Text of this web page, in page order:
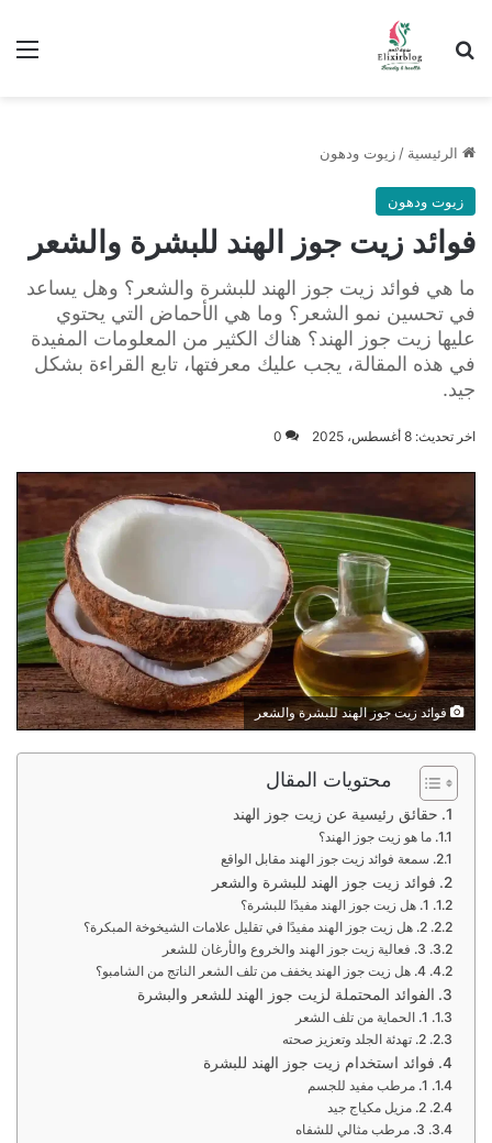
ابحث عن
الرئيسية / زيوت ودهون
زيوت ودهون
فوائد زيت جوز الهند للبشرة والشعر
ما هي فوائد زيت جوز الهند للبشرة والشعر؟ وهل يساعد
في تحسين نمو الشعر؟ وما هي الأحماض التي يحتوي
عليها زيت جوز الهند؟ هناك الكثير من المعلومات المفيدة
في هذه المقالة، يجب عليك معرفتها، تابع القراءة بشكل
جيد.
اخر تحديث: 8 أغسطس، 2025 0
فوائد زيت جوز الهند للبشرة والشعر
محتويات المقال
حقائق رئيسية عن زيت جوز الهند
ما هو زيت جوز الهند؟
سمعة فوائد زيت جوز الهند مقابل الواقع
فوائد زيت جوز الهند للبشرة والشعر
1. هل زيت جوز الهند مفيدًا للبشرة؟
2. هل زيت جوز الهند مفيدًا في تقليل علامات الشيخوخة المبكرة؟
3. فعالية زيت جوز الهند والخروع والأرغان للشعر
4. هل زيت جوز الهند يخفف من تلف الشعر الناتج من الشامبو؟
الفوائد المحتملة لزيت جوز الهند للشعر والبشرة
1. الحماية من تلف الشعر
2. تهدئة الجلد وتعزيز صحته
فوائد استخدام زيت جوز الهند للبشرة
1. مرطب مفيد للجسم
2. مزيل مكياج جيد
3. مرطب مثالي للشفاه